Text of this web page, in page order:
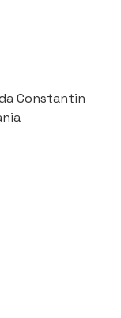
Constantin